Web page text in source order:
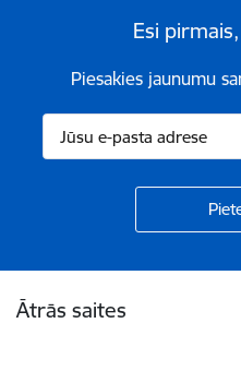
Esi
Piesakies jaunumu
Ātrās saites